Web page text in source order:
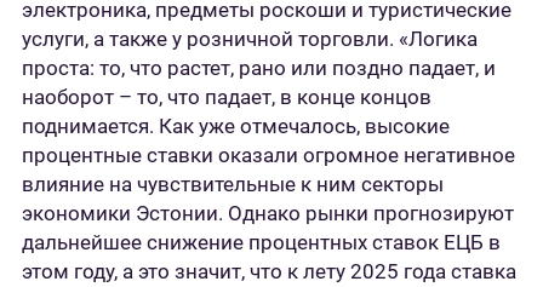
электроника, предметы роскоши и туристические
услуги, а также у розничной торговли. «Логика
проста: то, что растет, рано или поздно падает, и
наоборот – то, что падает, в конце концов
поднимается. Как уже отмечалось, высокие
процентные ставки оказали огромное негативное
влияние на чувствительные к ним секторы
экономики Эстонии. Однако рынки прогнозируют
дальнейшее снижение процентных ставок ЕЦБ в
этом году, а это значит, что к лету 2025 года ставка